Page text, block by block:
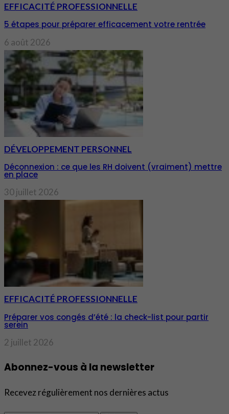
EFFICACITÉ PROFESSIONNELLE
5 étapes pour préparer efficacement votre rentrée
6 août 2026
DÉVELOPPEMENT PERSONNEL
Déconnexion : ce que les RH doivent (vraiment) mettre
en place
30 juillet 2026
EFFICACITÉ PROFESSIONNELLE
Préparer vos congés d’été : la check-list pour partir
serein
2 juillet 2026
Abonnez-vous à la newsletter
Recevez régulièrement nos dernières actus